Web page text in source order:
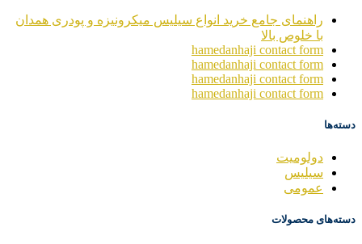
راهنمای جامع خرید انواع سیلیس میکرونیزه و پودری همدان
با خلوص بالا
hamedanhaji contact form
hamedanhaji contact form
hamedanhaji contact form
hamedanhaji contact form
دسته‌ها
دولومیت
سیلیس
عمومی
دسته‌های محصولات